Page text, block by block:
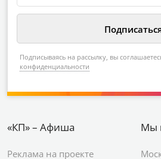
Подписываясь на рассылку, вы
конфиденциальности
«КП» – Афиша
Реклама на проекте
Мы